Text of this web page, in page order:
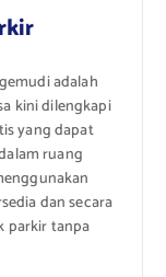
adalah
kini dilengkapi
yang dapat
ruang
dan secara
parkir tanpa